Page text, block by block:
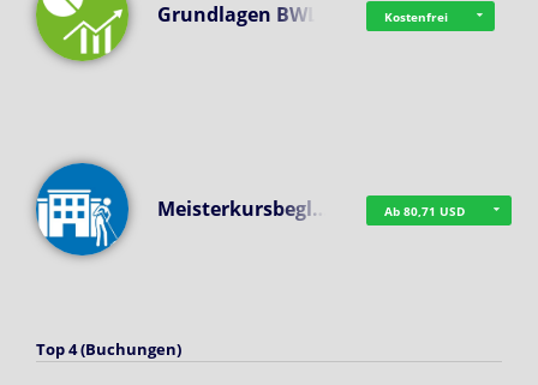
Grundlagen BWL Kostenfrei
Meisterkursbegl… Ab 80,71 USD
Top 4 (Buchungen)